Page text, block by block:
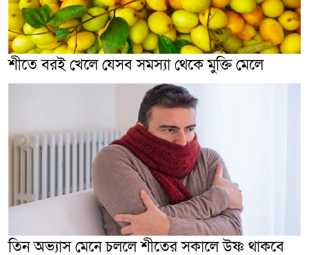
শীতে বরই খেলে যেসব সমস্যা থেকে মুক্তি মেলে
তিন অভ্যাস মেনে চললে শীতের সকালে উষ্ণ থাকবে